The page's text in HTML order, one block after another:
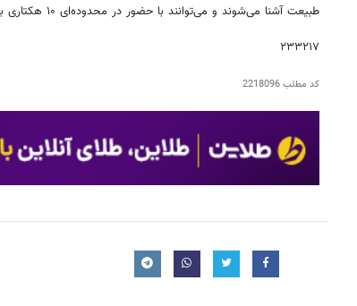
طبیعت آشنا می‌شوند و می‌توانند با حضور در محدوده‌ای ۱۰ هکتاری با زندگی عشایری همراه باشند.»
۲۳۳۲۱۷
کد مطلب2218096